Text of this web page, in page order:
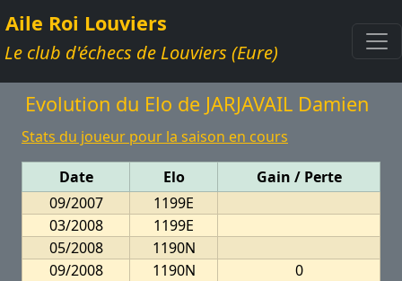
Aile Roi Louviers
Le club d'échecs de Louviers (Eure)
Evolution du Elo de JARJAVAIL Damien
Stats du joueur pour la saison en cours
Date Elo
Gain / Perte
09/2007
1199E
03/2008
1199E
05/2008
1190N
09/2008
1190N
0